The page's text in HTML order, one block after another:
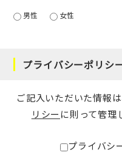
男性 女性
プライバシーポリシ
ご記入いただいた情報
リシー に則って管理
プライバシ